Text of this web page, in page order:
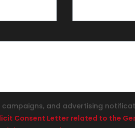
and advertising
Consent Letter related to the